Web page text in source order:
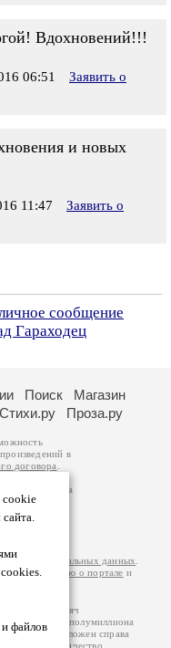
Вдохновений!!!
06:51
Заявить о
и новых
11:47
Заявить о
сообщение
Гараходец
cookie
файлов
Поиск
Магазин
Стихи.ру Проза.ру
в
договора
авторам
возможна
за
на
персональных данных
информацию о портале и
100 тысяч
более полумиллиона
расположен справа
цифры: количество